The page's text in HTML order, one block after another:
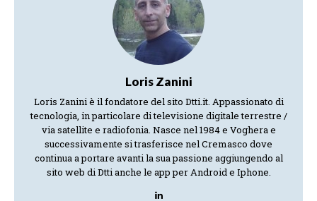
Loris Zanini
Loris Zanini è il fondatore del sito Dtti.it. Appassionato di
tecnologia, in particolare di televisione digitale terrestre /
via satellite e radiofonia. Nasce nel 1984 e Voghera e
successivamente si trasferisce nel Cremasco dove
continua a portare avanti la sua passione aggiungendo al
sito web di Dtti anche le app per Android e Iphone.